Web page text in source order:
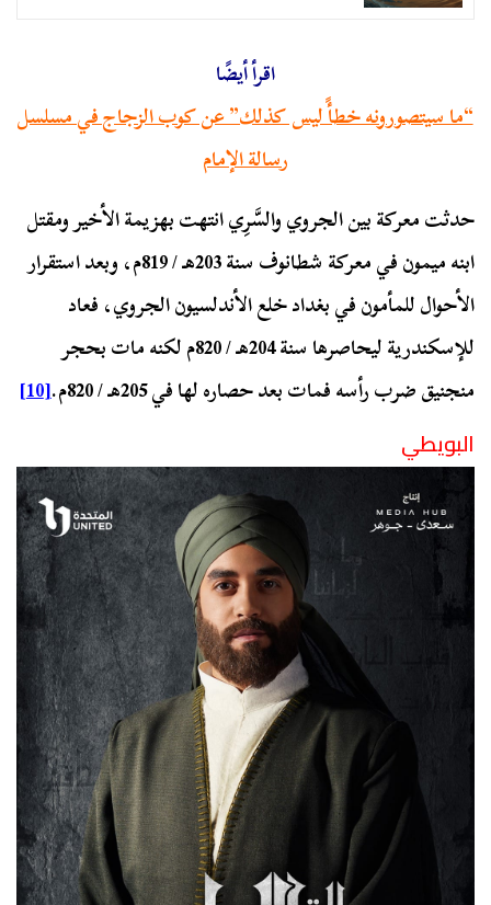
اقرأ أيضًا
“ما سيتصورونه خطأً ليس كذلك” عن كوب الزجاج في مسلسل
رسالة الإمام
حدثت معركة بين الجروي والسَّرِي انتهت بهزيمة الأخير ومقتل
ابنه ميمون في معركة شطانوف سنة 203هـ / 819م، وبعد استقرار
الأحوال للمأمون في بغداد خلع الأندلسيون الجروي، فعاد
للإسكندرية ليحاصرها سنة 204هـ / 820م لكنه مات بحجر
منجنيق ضرب رأسه فمات بعد حصاره لها في 205هـ / 820م.
[10]
البويطي